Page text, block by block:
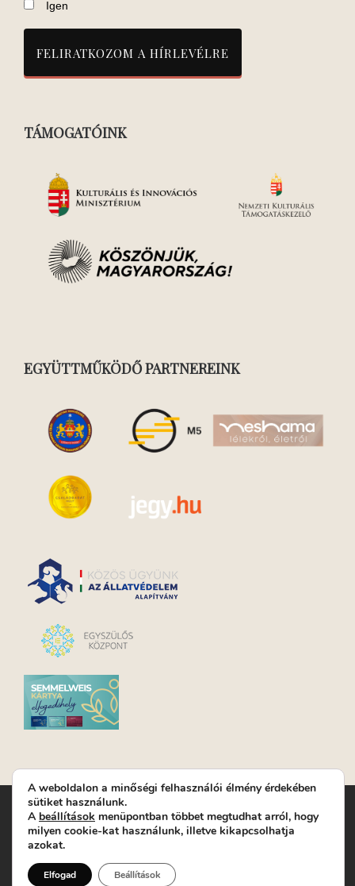
Igen
TÁMOGATÓINK
EGYÜTTMŰKÖDŐ PARTNEREINK
Turay Ida Színház Közhasznú Nonprofit Kft. | Működési
helyszín: Turay Ida Színház 1089 Budapest, Kálvária tér 6. |
Levelezési cím: 1089 Budapest, Kálvária tér 14. | Titkárság:
Jegyrendelés: +36-70/607-2620
A weboldalon a minőségi felhasználói élmény érdekében
sütiket használunk.
A beállítások menüpontban többet megtudhat arról, hogy
milyen cookie-kat használunk, illetve kikapcsolhatja
azokat.
Elfogad Beállítások